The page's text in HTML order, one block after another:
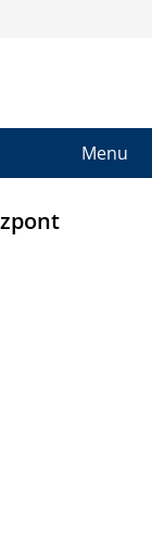
Menu